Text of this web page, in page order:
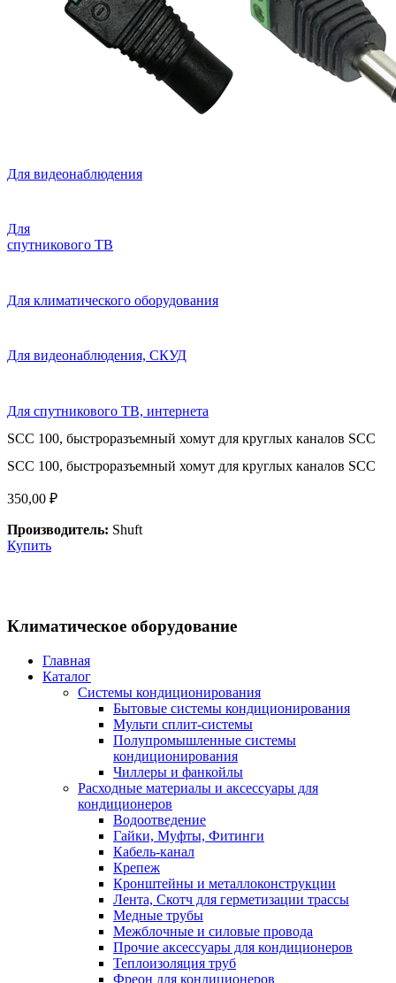
Для видеонаблюдения
Для
спутникового ТВ
Для климатического оборудования
Для видеонаблюдения, СКУД
Для спутникового ТВ, интернета
SCC 100, быстроразъемный хомут для круглых каналов SCC
SCC 100, быстроразъемный хомут для круглых каналов SCC
350,00 ₽
Производитель: Shuft
Купить
Климатическое оборудование
Главная
Каталог
Системы кондиционирования
Бытовые системы кондиционирования
Мульти сплит-системы
Полупромышленные системы
кондиционирования
Чиллеры и фанкойлы
Расходные материалы и аксессуары для
кондиционеров
Водоотведение
Гайки, Муфты, Фитинги
Кабель-канал
Крепеж
Кронштейны и металлоконструкции
Лента, Скотч для герметизации трассы
Медные трубы
Межблочные и силовые провода
Прочие аксессуары для кондиционеров
Теплоизоляция труб
Фреон для кондиционеров